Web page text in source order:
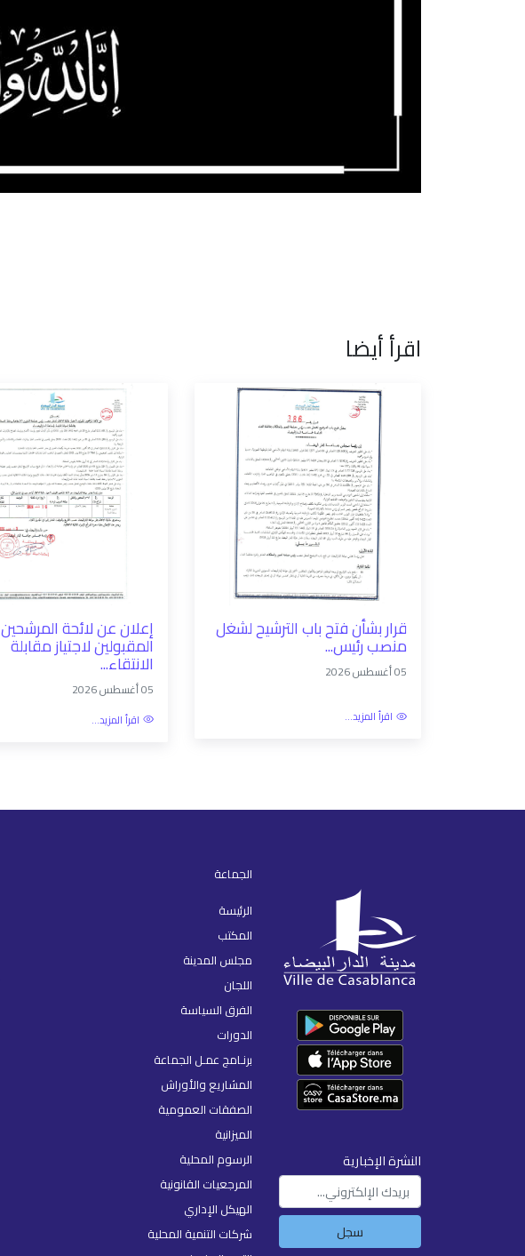
اقرأ أيضا
قرار بشأن فتح باب الترشيح لشغل
منصب رئيس...
05 أغسطس 2026
اقرأ المزيد...
إعلان عن لائحة المرشحين
المقبولين لاجتياز مقابلة
الانتقاء...
05 أغسطس 2026
اقرأ المزيد...
النشرة الإخبارية
سجل
الجماعة
الرئيسة
المكتب
مجلس المدينة
اللجان
الفرق السياسة
الدورات
برنـامج عمـل الجماعة
المشاريع والأوراش
الصفقات العمومية
الميزانية
الرسوم المحلية
المرجعيات القانونية
الهيكل الإداري
شركات التنمية المحلية